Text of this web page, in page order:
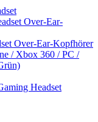
Over-Ear-Kopfhörer
/ Xbox 360 / PC /
Headset